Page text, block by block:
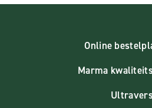
Online
Marma